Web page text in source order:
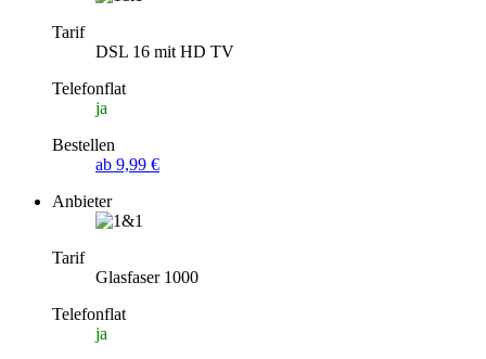
Tarif
DSL 16 mit HD TV
Telefonflat
ja
Bestellen
ab 9,99 €
Anbieter
Tarif
Glasfaser 1000
Telefonflat
ja